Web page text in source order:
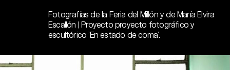
Fotografías de la Feria del Millón y de María Elvira
Escallón | Proyecto proyecto fotográfico y
escultórico 'En estado de coma'.